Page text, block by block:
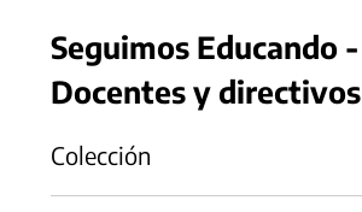
Seguimos Educando -
Docentes y directivos
Colección